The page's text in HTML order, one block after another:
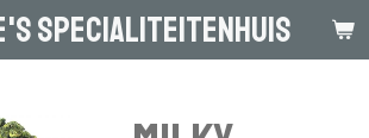
Specialiteitenhuis